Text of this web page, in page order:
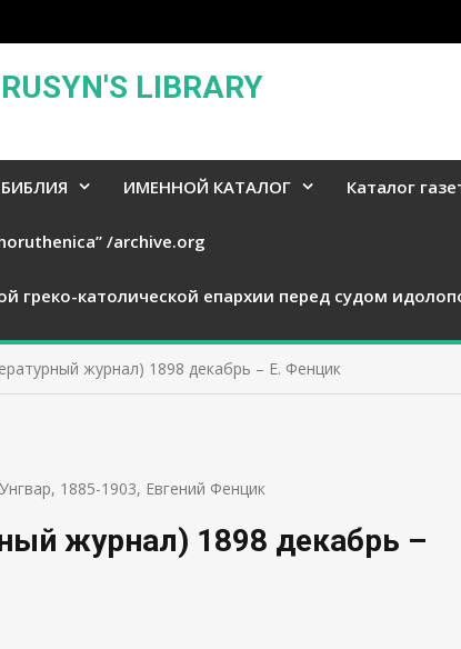
LIBRARY
БИБЛИЯ ИМЕННОЙ КАТАЛОГ Каталог
/archive.org
греко-католической епархии перед судом
журнал) 1898 декабрь – Е. Фенцик
1885-1903, Евгений Фенцик
журнал) 1898 декабрь –